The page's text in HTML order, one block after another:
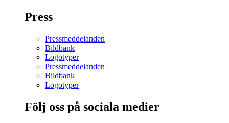
Press
Pressmeddelanden
Bildbank
Logotyper
Pressmeddelanden
Bildbank
Logotyper
Följ oss på sociala medier